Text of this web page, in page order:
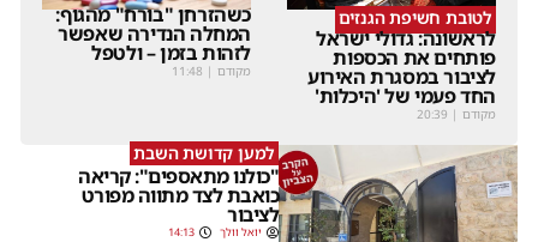
לטובת חשיפת הגנזים
לראשונה: גדולי ישראל
פותחים את הכספות
לציבור במסגרת האירוע
החד פעמי של 'היכלות'
מקודם |
20:39
כשהזרחן "בורח" מהגוף:
המחלה הנדירה שאפשר
לזהות בזמן – ולטפל
מקודם |
11:48
למען קדושת השבת
"כולנו מתאספים": קריאה
כואבת לצד מתווה מפורט
לציבור
יואל וולך 14:13